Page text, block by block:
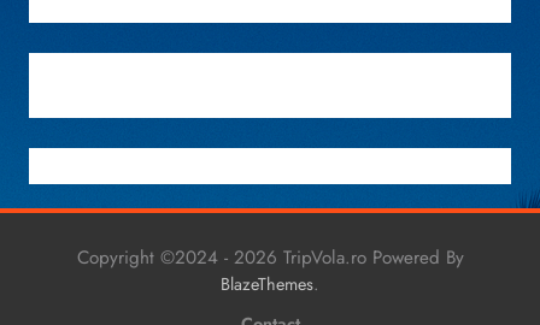
Copyright ©2024 - 2026 TripVola.ro Powered By
BlazeThemes.